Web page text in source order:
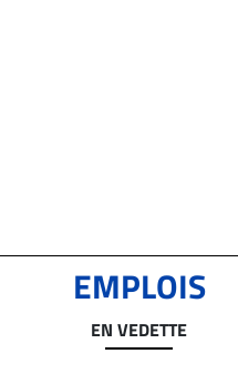
EMPLOIS
EN VEDETTE